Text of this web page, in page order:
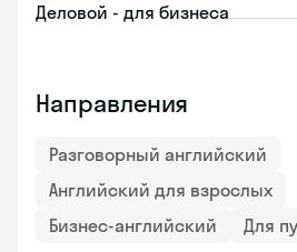
Деловой - для бизнеса
Направления
Разговорный английский
Английский для взрослых
Бизнес-английский
Для